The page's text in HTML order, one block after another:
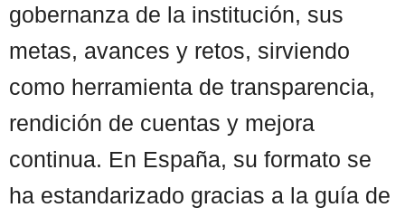
gobernanza de la institución, sus
metas, avances y retos, sirviendo
como herramienta de transparencia,
rendición de cuentas y mejora
continua. En España, su formato se
ha estandarizado gracias a la guía de